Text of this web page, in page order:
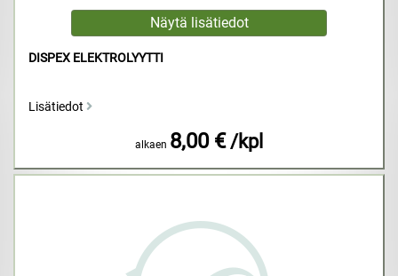
DISPEX ELEKTROLYYTTI
Lisätiedot
alkaen 8,00 € /kpl